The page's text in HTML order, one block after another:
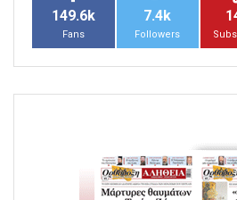
149.6k
Fans
7.4k
Followers